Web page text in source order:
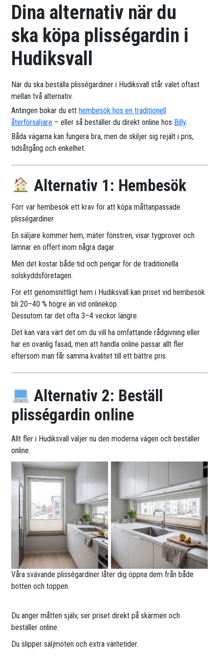
Dina alternativ när du
ska köpa plisségardin i
Hudiksvall
När du ska beställa plisségardiner i Hudiksvall står valet oftast
mellan två alternativ.
Antingen bokar du etthembesök hos en traditionell
återförsäljare – eller så beställer du direkt online hos Billy.
Båda vägarna kan fungera bra, men de skiljer sig rejält i pris,
tidsåtgång och enkelhet.
Alternativ 1: Hembesök
Förr var hembesök ett krav för att köpa måttanpassade
plisségardiner.
En säljare kommer hem, mäter fönstren, visar tygprover och
lämnar en offert inom några dagar.
Men det kostar både tid och pengar för de traditionella
solskyddsföretagen.
För ett genomsnittligt hem i Hudiksvall kan priset vid hembesök
bli 20–40 % högre än vid onlineköp.
Dessutom tar det ofta 3–4 veckor längre.
Det kan vara värt det om du vill ha omfattande rådgivning eller
har en ovanlig fasad, men att handla online passar allt fler
eftersom man får samma kvalitet till ett bättre pris.
Alternativ 2: Beställ
plisségardin online
Allt fler i Hudiksvall väljer nu den moderna vägen och beställer
online.
Våra svävande plisségardiner låter dig öppna dem från både
botten och toppen.
Du anger måtten själv, ser priset direkt på skärmen och
beställer online.
Du slipper säljmöten och extra väntetider.